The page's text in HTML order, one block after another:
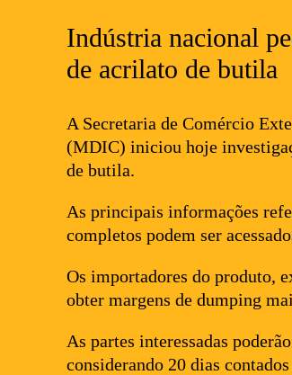
Indústria nacional
de acrilato de butila
A Secretaria de Comércio
(MDIC) iniciou hoje
de butila.
As principais informações
completos podem ser
Os importadores do produto,
obter margens de dumping
As partes interessadas
considerando 20 dias